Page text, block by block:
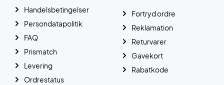
Handelsbetingelser
Persondatapolitik
FAQ
Prismatch
Levering
Ordrestatus
Fortryd ordre
Reklamation
Returvarer
Gavekort
Rabatkode